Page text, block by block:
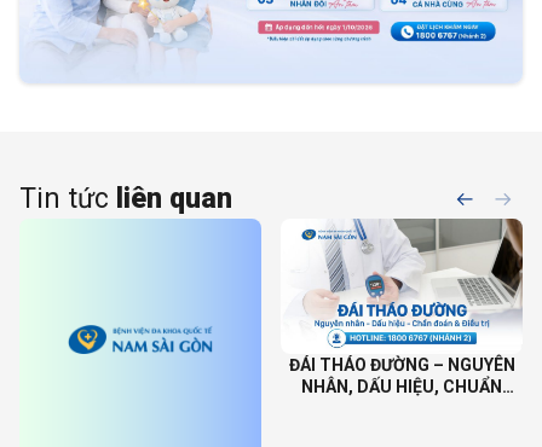
Tin tức liên quan
ĐÁI THÁO ĐƯỜNG – NGUYÊN
NHÂN, DẤU HIỆU, CHUẨN